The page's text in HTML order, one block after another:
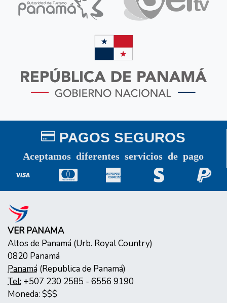
PAGOS SEGUROS
Aceptamos diferentes servicios de pago
VER PANAMA
Altos de Panamá (Urb. Royal Country)
0820 Panamá
Panamá (Republica de Panamá)
Tel: +507 230 2585 - 6556 9190
Moneda: $$$